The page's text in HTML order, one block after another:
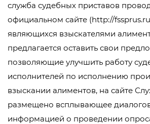
служба судебных приставов
официальном сайте (http://
являющихся взыскателями
предлагается оставить свои
позволяющие улучшить работу
исполнителей по исполнению
взыскании алиментов, на сайте
размещено всплывающее
информацией о проведении